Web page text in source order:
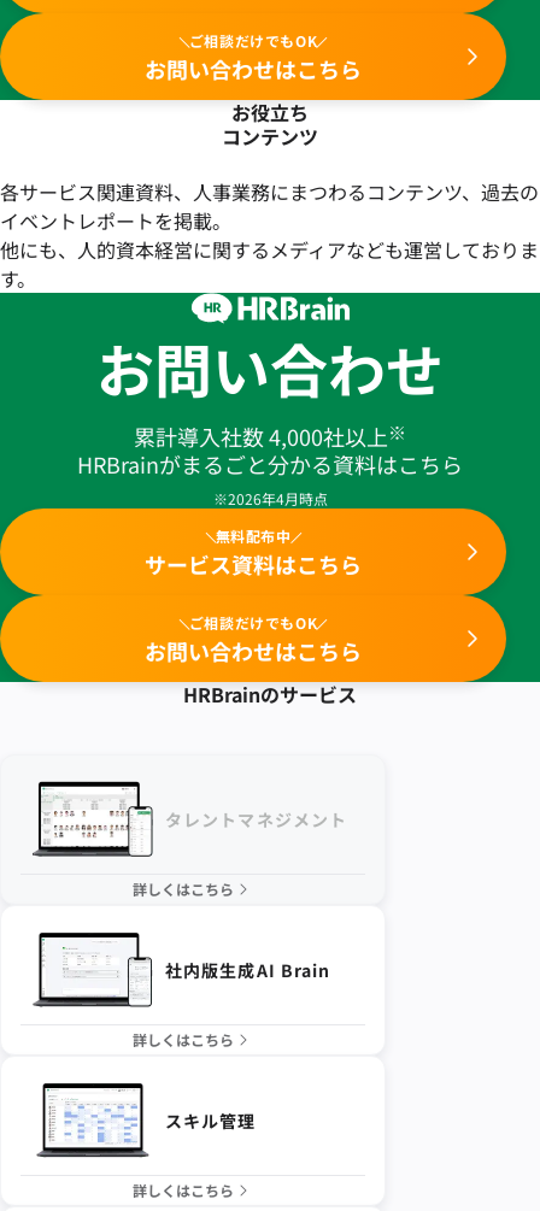
ご相談だけでもOK
お問い合わせはこちら
お役立ち
コンテンツ
各サービス関連資料、人事業務にまつわるコンテンツ、過去の
イベントレポートを掲載。
他にも、人的資本経営に関するメディアなども運営しておりま
す。
お問い合わせ
累計導入社数 4,000社以上※
HRBrainがまるごと分かる資料はこちら
※2026年4月時点
無料配布中
サービス資料はこちら
ご相談だけでもOK
お問い合わせはこちら
HRBrainのサービス
タレントマネジメント
詳しくはこちら
社内版生成AI Brain
詳しくはこちら
スキル管理
詳しくはこちら